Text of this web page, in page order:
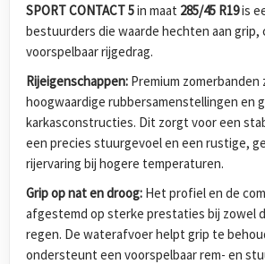
SPORT CONTACT 5in maat 285/45 R19is
bestuurders die waarde hechten aan grip,
voorspelbaar rijgedrag.
Rijeigenschappen: Premium
hoogwaardige rubbersamenstellingen en
karkasconstructies. Dit zorgt voor een
een precies stuurgevoel en een rustige,
rijervaring bij hogere temperaturen.
Grip op nat en droog: Het profiel en de
afgestemd op sterke prestaties bij zowel
regen. De waterafvoer helpt grip te
ondersteunt een voorspelbaar rem- en